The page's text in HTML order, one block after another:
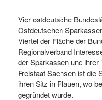
Vier ostdeutsche
Ostdeutschen
Viertel der Fläche der
Regionalverband
der Sparkassen und ihrer
Freistaat Sachsen ist die
ihren Sitz in Plauen, wo
gegründet wurde.